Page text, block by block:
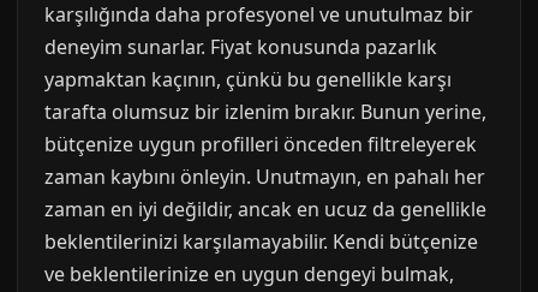
karşılığında daha profesyonel ve unutulmaz bir
deneyim sunarlar. Fiyat konusunda pazarlık
yapmaktan kaçının, çünkü bu genellikle karşı
tarafta olumsuz bir izlenim bırakır. Bunun yerine,
bütçenize uygun profilleri önceden filtreleyerek
zaman kaybını önleyin. Unutmayın, en pahalı her
zaman en iyi değildir, ancak en ucuz da genellikle
beklentilerinizi karşılamayabilir. Kendi bütçenize
ve beklentilerinize en uygun dengeyi bulmak,